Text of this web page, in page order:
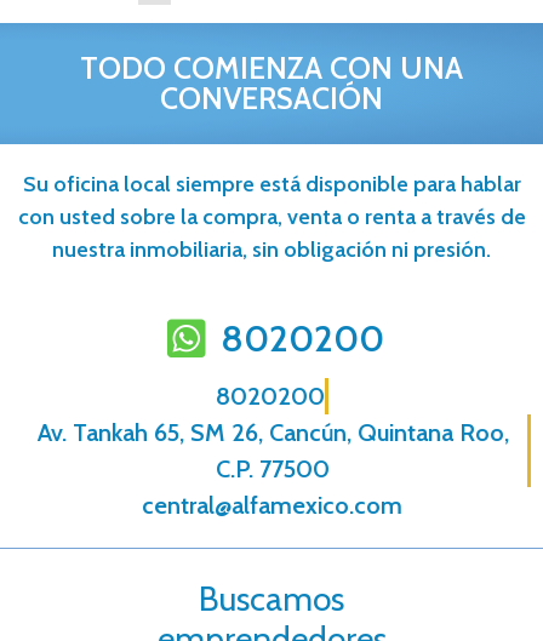
TODO COMIENZA CON UNA
CONVERSACIÓN
Su oficina local siempre está disponible para hablar
con usted sobre la compra, venta o renta a través de
nuestra inmobiliaria, sin obligación ni presión.
8020200
8020200
Av. Tankah 65, SM 26, Cancún, Quintana Roo,
C.P. 77500
central@alfamexico.com
Buscamos